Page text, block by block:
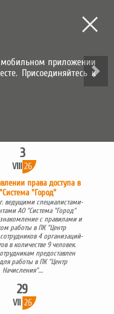
СЕТЯХ
3
VIII 26
права доступа в
"Город"
ведущими специалистами-
АО "Система "Город"
с правилами и
работы в ПК "Центр
4 организаций-
в количестве 9 человек.
предоставлен
работы в ПК "Центр
Начисления"....
29
VII 26
мобильном приложении
Присоединяйтесь к